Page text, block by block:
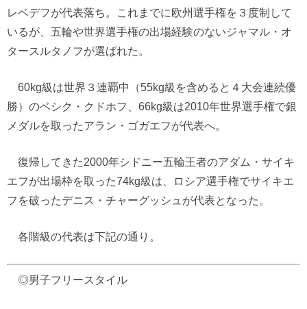
レベデフが代表落ち。これまでに欧州選手権を３度制して
いるが、五輪や世界選手権の出場経験のないジャマル・オ
タースルタノフが選ばれた。
60kg級は世界３連覇中（55kg級を含めると４大会連続優
勝）のベシク・クドホフ、66kg級は2010年世界選手権で銀
メダルを取ったアラン・ゴガエフが代表へ。
復帰してきた2000年シドニー五輪王者のアダム・サイキ
エフが出場枠を取った74kg級は、ロシア選手権でサイキエ
フを破ったデニス・チャーグッシュが代表となった。
各階級の代表は下記の通り。
◎男子フリースタイル